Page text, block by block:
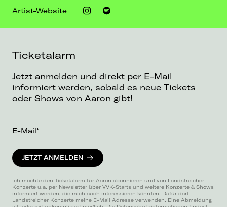
Artist-Website
Ticketalarm
Jetzt anmelden und direkt per E-Mail
informiert werden, sobald es neue Tickets
oder Shows von Aaron gibt!
E-Mail*
JETZT ANMELDEN
Ich möchte den Ticketalarm für Aaron abonnieren und von Landstreicher
Konzerte u.a. per Newsletter über VVK-Starts und weitere Konzerte & Shows
informiert werden, die mich auch interessieren könnten. Dafür darf
Landstreicher Konzerte meine E-Mail Adresse verwenden. Eine Abmeldung